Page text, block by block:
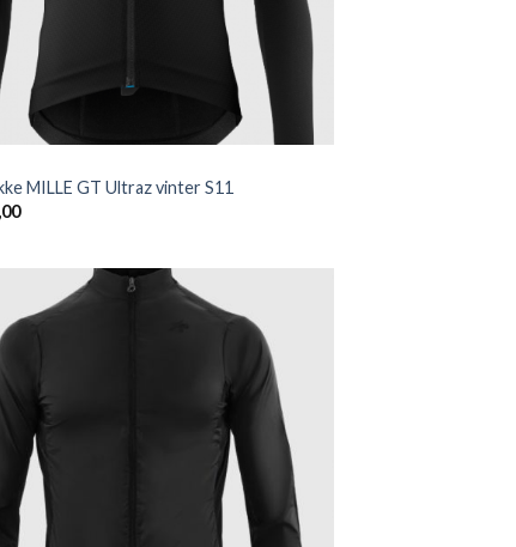
MILLE GT Ultraz vinter S11
Add to
wishlist